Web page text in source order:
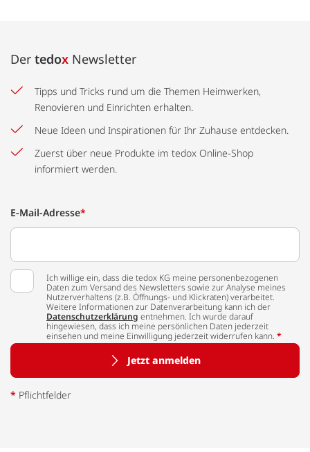
Der tedox Newsletter
Tipps und Tricks rund um die Themen Heimwerken,
Renovieren und Einrichten erhalten.
Neue Ideen und Inspirationen für Ihr Zuhause entdecken.
Zuerst über neue Produkte im tedox Online-Shop
informiert werden.
E-Mail-Adresse*
Ich willige ein, dass die tedox KG meine personenbezogenen
Daten zum Versand des Newsletters sowie zur Analyse meines
Nutzerverhaltens (z.B. Öffnungs- und Klickraten) verarbeitet.
Weitere Informationen zur Datenverarbeitung kann ich der
Datenschutzerklärung entnehmen. Ich wurde darauf
hingewiesen, dass ich meine persönlichen Daten jederzeit
einsehen und meine Einwilligung jederzeit widerrufen kann. *
Jetzt anmelden
* Pflichtfelder